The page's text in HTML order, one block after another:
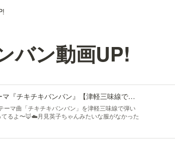
バン動画UP!
TVアニメ「パリピ孔明」OPテーマ『チキチキバンバン』【津軽三味線で弾いてみた！】
ーマ曲「チキチキバンバン」を津軽三味線で弾い
るよ〜🦊☁️月見英子ちゃんみたいな服がなかった
いる上着を借りました😇😇